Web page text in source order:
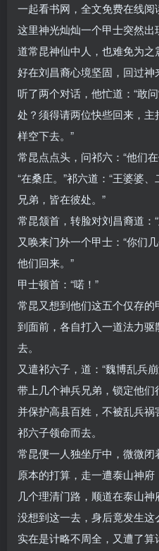
一起看书网，全文免费在线阅
这里神光灿灿一个甲士突然
道常昆神仙中人，也难免为之
好在刘昌裔心境坚固，回过神
听了两个对话，他忙道：“敢
处？须得请两位快些回来，
样空下去。”
常昆点点头，问祁六：“他们
“在桑庄。”祁六道：“王婆婆
兄弟，皆在彼处。”
常昆颔首，转脸对刘昌裔道：
又唤来门外一个甲士：“你们
他们回来。”
甲士顿首：“喏！”
常昆又想到他们这五个仅存
到面前，各自打入一道法力
去。
又遣祁六子，道：“魏博乱兵
带上几个神兵兄弟，锁定他们
并保护高县百姓，不被乱兵祸
祁六子领命而去。
常昆便一人独坐厅中，微微闭
原本的打算，走一遭泰山神
几个理清门路，顺道在泰山神
没想到这一去，身后竟发生这
实在是计略不周全，又遭了算